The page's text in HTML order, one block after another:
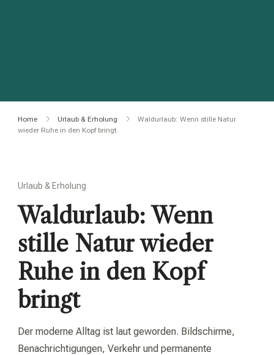
Home Urlaub & Erholung
Waldurlaub: Wenn stille Natur
wieder Ruhe in den Kopf bringt
Urlaub & Erholung
Waldurlaub: Wenn
stille Natur wieder
Ruhe in den Kopf
bringt
Der moderne Alltag ist laut geworden. Bildschirme,
Benachrichtigungen, Verkehr und permanente